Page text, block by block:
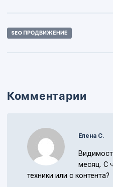
SEO ПРОДВИЖЕНИЕ
Комментарии
Елена С.
месяц. С
техники или с контента?